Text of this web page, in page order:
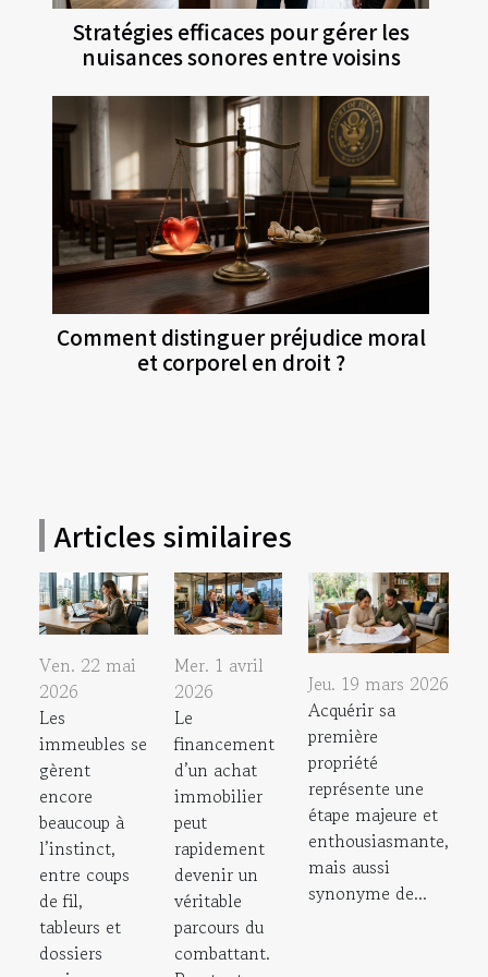
Stratégies efficaces pour gérer les
nuisances sonores entre voisins
Comment distinguer préjudice moral
et corporel en droit ?
Articles similaires
Ven. 22 mai
2026
Les
immeubles se
gèrent
encore
beaucoup à
l’instinct,
entre coups
de fil,
tableurs et
dossiers
Mer. 1 avril
2026
Le
financement
d’un achat
immobilier
peut
rapidement
devenir un
véritable
parcours du
combattant.
Jeu. 19 mars 2026
Acquérir sa
première
propriété
représente une
étape majeure et
enthousiasmante,
mais aussi
synonyme de...